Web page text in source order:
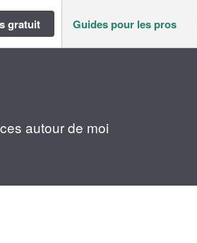
gratuit Guides pour les pros
autour de moi